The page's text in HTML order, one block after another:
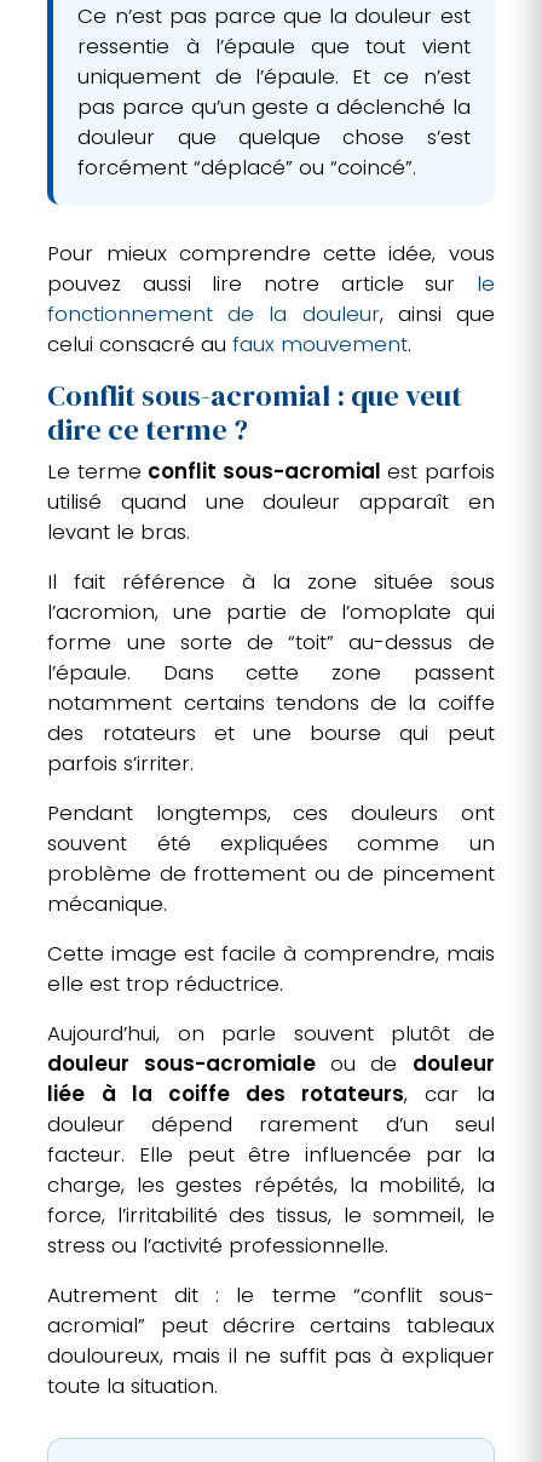
Ce n’est pas parce que la douleur est
ressentie à l’épaule que tout vient
uniquement de l’épaule. Et ce n’est
pas parce qu’un geste a déclenché la
douleur que quelque chose s’est
forcément “déplacé” ou “coincé”.
Pour mieux comprendre cette idée, vous
pouvez aussi lire notre article sur le
fonctionnement de la douleur, ainsi que
celui consacré aufaux mouvement.
Conflit sous-acromial : que veut
dire ce terme ?
Le terme conflit sous-acromial est parfois
utilisé quand une douleur apparaît en
levant le bras.
Il fait référence à la zone située sous
l’acromion, une partie de l’omoplate qui
forme une sorte de “toit” au-dessus de
l’épaule. Dans cette zone passent
notamment certains tendons de la coiffe
des rotateurs et une bourse qui peut
parfois s’irriter.
Pendant longtemps, ces douleurs ont
souvent été expliquées comme un
problème de frottement ou de pincement
mécanique.
Cette image est facile à comprendre, mais
elle est trop réductrice.
Aujourd’hui, on parle souvent plutôt de
douleur sous-acromialeou de douleur
liée à la coiffe des rotateurs, car la
douleur dépend rarement d’un seul
facteur. Elle peut être influencée par la
charge, les gestes répétés, la mobilité, la
force, l’irritabilité des tissus, le sommeil, le
stress ou l’activité professionnelle.
Autrement dit : le terme “conflit sous-
acromial” peut décrire certains tableaux
douloureux, mais il ne suffit pas à expliquer
toute la situation.